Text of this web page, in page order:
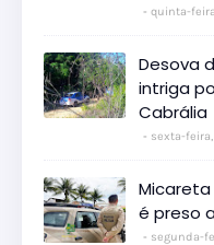
quinta-
Desova
intriga
Cabrália
sexta-
é preso
segunda-